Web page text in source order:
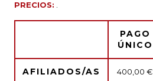
PRECIOS:
PAGO
ÚNICO
AFILIADOS/AS 400,00 €